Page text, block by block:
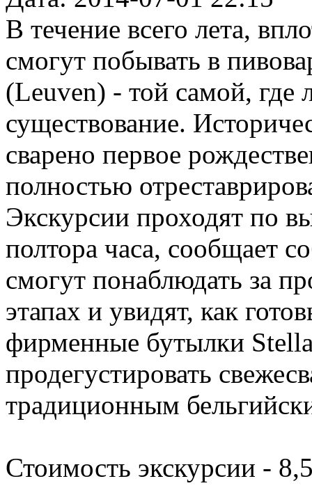
В течение всего лета,
смогут побывать в
(Leuven) - той самой, где
существование.
сварено первое
полностью
Экскурсии проходят по
полтора часа, сообщает
смогут понаблюдать за
этапах и увидят, как
фирменные бутылки
продегустировать
традиционным
Стоимость экскурсии -